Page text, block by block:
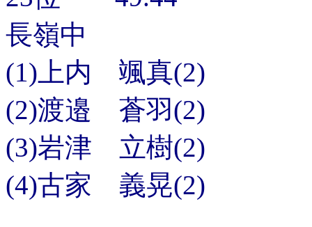
長嶺中
(1)上内 颯真(2)
(2)渡邉 蒼羽(2)
(3)岩津 立樹(2)
(4)古家 義晃(2)